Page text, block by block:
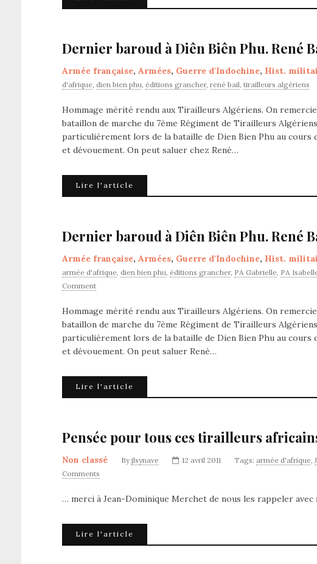
Dernier baroud à Diên Biên Phu. René
Armée française, Armées, Guerre d'Indochine, Hist.
d'afrique, dien bien phu, éditions grancher, rené bail, tirailleurs algériens
Hommage mérité rendu aux Tirailleurs Algériens. On
bataillon de marche du 7ème Régiment de Tirailleurs
particulièrement lors de la bataille de Dien Bien Phu au cours
et dévouement. On peut saluer chez René…
Lire l'article
Dernier baroud à Diên Biên Phu. René
Armée française, Armées, Guerre d'Indochine, Hist.
armée d'afrique, dien bien phu, éditions grancher, PA Gabrielle, PA
Comment
Hommage mérité rendu aux Tirailleurs Algériens. On
bataillon de marche du 7ème Régiment de Tirailleurs
particulièrement lors de la bataille de Dien Bien Phu au cours
et dévouement. On peut saluer René…
Lire l'article
Pensée pour tous ces tirailleurs
Non classé By jlsynave 12 avril 2011 Tags: armée d'afrique,
Comments
… merci à Jean-Dominique Merchet de nous les rappeler
Lire l'article